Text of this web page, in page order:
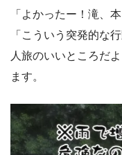
「よかったー！滝、
「こういう突発的な
人旅のいいところだ
ます。